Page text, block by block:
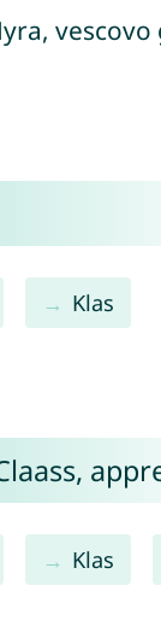
Klas
Klas